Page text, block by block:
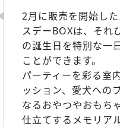
2月に販売を開始し
スデーBOXは、それ
の誕生日を特別な一
ことができます。
パーティーを彩る室
ッション、愛犬への
なるおやつやおもち
仕立てするメモリア